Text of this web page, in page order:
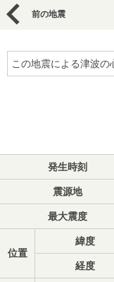
前の地震
この地震による津波の
発生時刻
震源地
最大震度
位置
緯度
経度